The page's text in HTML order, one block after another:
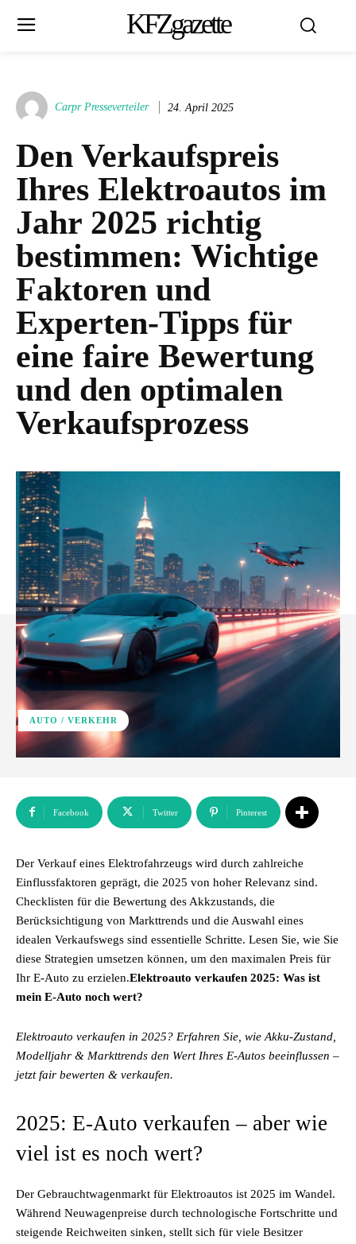
KFZgazette
Carpr Presseverteiler 24. April 2025
Den Verkaufspreis
Ihres Elektroautos im
Jahr 2025 richtig
bestimmen: Wichtige
Faktoren und
Experten-Tipps für
eine faire Bewertung
und den optimalen
Verkaufsprozess
AUTO / VERKEHR
Facebook Twitter Pinterest
Der Verkauf eines Elektrofahrzeugs wird durch zahlreiche
Einflussfaktoren geprägt, die 2025 von hoher Relevanz sind.
Checklisten für die Bewertung des Akkzustands, die
Berücksichtigung von Markttrends und die Auswahl eines
idealen Verkaufswegs sind essentielle Schritte. Lesen Sie, wie Sie
diese Strategien umsetzen können, um den maximalen Preis für
Ihr E-Auto zu erzielen.Elektroauto verkaufen 2025: Was ist
mein E-Auto noch wert?
Elektroauto verkaufen in 2025? Erfahren Sie, wie Akku-Zustand,
Modelljahr & Markttrends den Wert Ihres E-Autos beeinflussen –
jetzt fair bewerten & verkaufen.
2025: E-Auto verkaufen – aber wie
viel ist es noch wert?
Der Gebrauchtwagenmarkt für Elektroautos ist 2025 im Wandel.
Während Neuwagenpreise durch technologische Fortschritte und
steigende Reichweiten sinken, stellt sich für viele Besitzer